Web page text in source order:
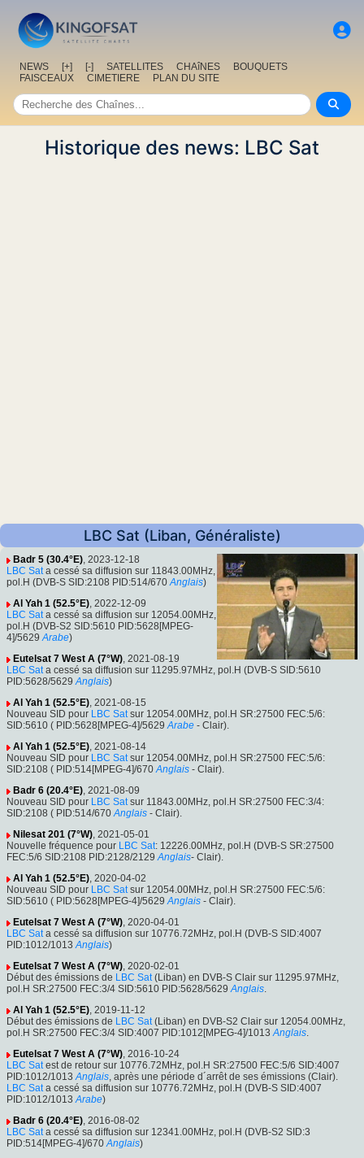
NEWS [+] [-] SATELLITES CHAîNES
BOUQUETS
FAISCEAUX
CIMETIERE PLAN DU SITE
Historique des news: LBC Sat
LBC Sat (Liban, Généraliste)
Badr 5 (30.4°E), 2023-12-18
LBC Sata cessé sa diffusion sur 11843.00MHz,
pol.H (DVB-S SID:2108 PID:514/670 Anglais)
Al Yah 1 (52.5°E), 2022-12-09
LBC Sata cessé sa diffusion sur 12054.00MHz,
pol.H (DVB-S2 SID:5610 PID:5628[MPEG-
4]/5629 Arabe)
Eutelsat 7 West A (7°W), 2021-08-19
LBC Sata cessé sa diffusion sur 11295.97MHz, pol.H (DVB-S SID:5610
PID:5628/5629 Anglais)
Al Yah 1 (52.5°E), 2021-08-15
Nouveau SID pour LBC Satsur 12054.00MHz, pol.H SR:27500 FEC:5/6:
SID:5610 ( PID:5628[MPEG-4]/5629 Arabe - Clair).
Al Yah 1 (52.5°E), 2021-08-14
Nouveau SID pour LBC Satsur 12054.00MHz, pol.H SR:27500 FEC:5/6:
SID:2108 ( PID:514[MPEG-4]/670 Anglais - Clair).
Badr 6 (20.4°E), 2021-08-09
Nouveau SID pour LBC Satsur 11843.00MHz, pol.H SR:27500 FEC:3/4:
SID:2108 ( PID:514/670 Anglais - Clair).
Nilesat 201 (7°W), 2021-05-01
Nouvelle fréquence pour LBC Sat: 12226.00MHz, pol.H (DVB-S SR:27500
FEC:5/6 SID:2108 PID:2128/2129 Anglais- Clair).
Al Yah 1 (52.5°E), 2020-04-02
Nouveau SID pour LBC Satsur 12054.00MHz, pol.H SR:27500 FEC:5/6:
SID:5610 ( PID:5628[MPEG-4]/5629 Anglais - Clair).
Eutelsat 7 West A (7°W), 2020-04-01
LBC Sata cessé sa diffusion sur 10776.72MHz, pol.H (DVB-S SID:4007
PID:1012/1013 Anglais)
Eutelsat 7 West A (7°W), 2020-02-01
Début des émissions de LBC Sat(Liban) en DVB-S Clair sur 11295.97MHz,
pol.H SR:27500 FEC:3/4 SID:5610 PID:5628/5629 Anglais.
Al Yah 1 (52.5°E), 2019-11-12
Début des émissions de LBC Sat(Liban) en DVB-S2 Clair sur 12054.00MHz,
pol.H SR:27500 FEC:3/4 SID:4007 PID:1012[MPEG-4]/1013 Anglais.
Eutelsat 7 West A (7°W), 2016-10-24
LBC Satest de retour sur 10776.72MHz, pol.H SR:27500 FEC:5/6 SID:4007
PID:1012/1013 Anglais, après une période d´arrêt de ses émissions (Clair).
LBC Sata cessé sa diffusion sur 10776.72MHz, pol.H (DVB-S SID:4007
PID:1012/1013 Arabe)
Badr 6 (20.4°E), 2016-08-02
LBC Sata cessé sa diffusion sur 12341.00MHz, pol.H (DVB-S2 SID:3
PID:514[MPEG-4]/670 Anglais)